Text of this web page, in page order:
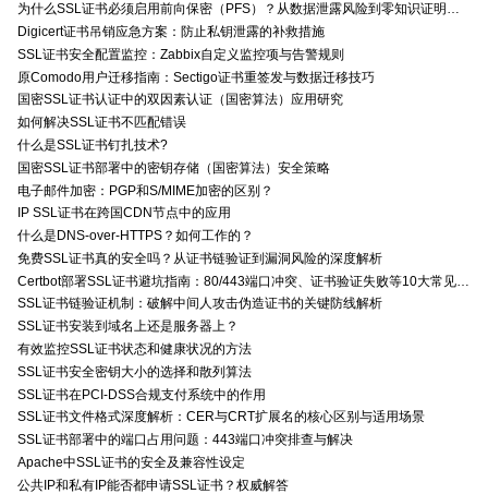
为什么SSL证书必须启用前向保密（PFS）？从数据泄露风险到零知识证明的安全价值分析
Digicert证书吊销应急方案：防止私钥泄露的补救措施
SSL证书安全配置监控：Zabbix自定义监控项与告警规则
原Comodo用户迁移指南：Sectigo证书重签发与数据迁移技巧
国密SSL证书认证中的双因素认证（国密算法）应用研究
如何解决SSL证书不匹配错误
什么是SSL证书钉扎技术?
国密SSL证书部署中的密钥存储（国密算法）安全策略
电子邮件加密：PGP和S/MIME加密的区别？
IP SSL证书在跨国CDN节点中的应用
什么是DNS-over-HTTPS？如何工作的？
免费SSL证书真的安全吗？从证书链验证到漏洞风险的深度解析
SSL证书链验证机制：破解中间人攻击伪造证书的关键防线解析
SSL证书安装到域名上还是服务器上？
有效监控SSL证书状态和健康状况的方法
SSL证书安全密钥大小的选择和散列算法
SSL证书在PCI-DSS合规支付系统中的作用
SSL证书文件格式深度解析：CER与CRT扩展名的核心区别与适用场景
SSL证书部署中的端口占用问题：443端口冲突排查与解决
Apache中SSL证书的安全及兼容性设定
公共IP和私有IP能否都申请SSL证书？权威解答